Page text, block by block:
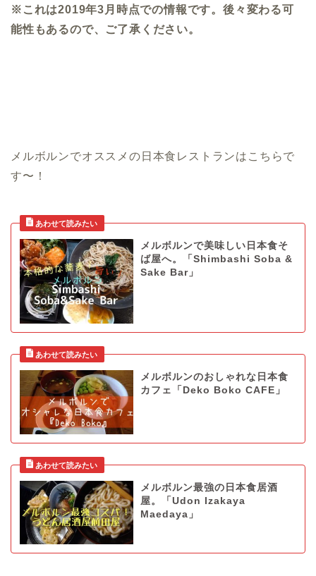
※これは2019年3月時点での情報です。後々変わる可
能性もあるので、ご了承ください。
メルボルンでオススメの日本食レストランはこちらで
す〜！
メルボルンで美味しい日本食そ
ば屋へ。「Shimbashi Soba &
Sake Bar」
メルボルンのおしゃれな日本食
カフェ「Deko Boko CAFE」
メルボルン最強の日本食居酒
屋。「Udon Izakaya
Maedaya」